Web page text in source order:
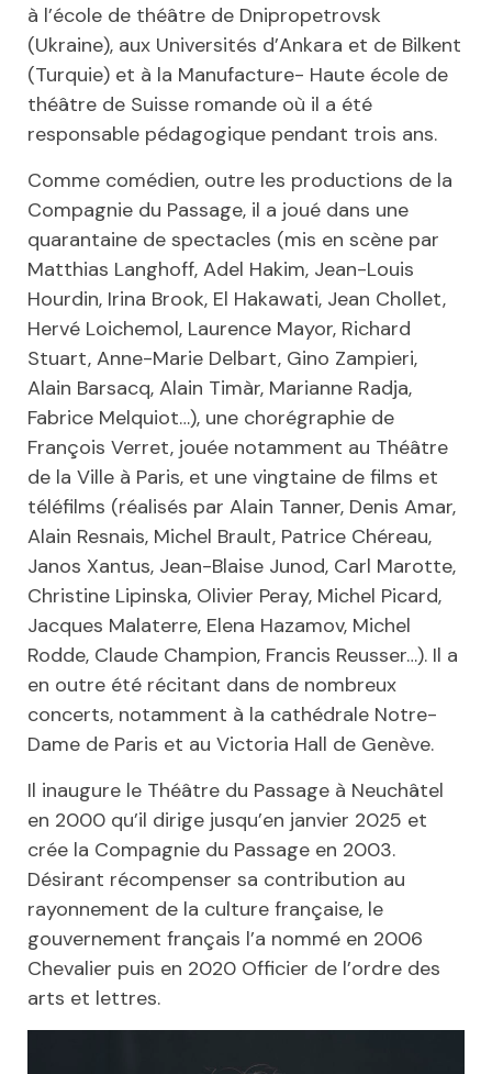
à l’école de théâtre de Dnipropetrovsk
(Ukraine), aux Universités d’Ankara et de Bilkent
(Turquie) et à la Manufacture- Haute école de
théâtre de Suisse romande où il a été
responsable pédagogique pendant trois ans.
Comme comédien, outre les productions de la
Compagnie du Passage, il a joué dans une
quarantaine de spectacles (mis en scène par
Matthias Langhoff, Adel Hakim, Jean-Louis
Hourdin, Irina Brook, El Hakawati, Jean Chollet,
Hervé Loichemol, Laurence Mayor, Richard
Stuart, Anne-Marie Delbart, Gino Zampieri,
Alain Barsacq, Alain Timàr, Marianne Radja,
Fabrice Melquiot…), une chorégraphie de
François Verret, jouée notamment au Théâtre
de la Ville à Paris, et une vingtaine de films et
téléfilms (réalisés par Alain Tanner, Denis Amar,
Alain Resnais, Michel Brault, Patrice Chéreau,
Janos Xantus, Jean-Blaise Junod, Carl Marotte,
Christine Lipinska, Olivier Peray, Michel Picard,
Jacques Malaterre, Elena Hazamov, Michel
Rodde, Claude Champion, Francis Reusser…). Il a
en outre été récitant dans de nombreux
concerts, notamment à la cathédrale Notre-
Dame de Paris et au Victoria Hall de Genève.
Il inaugure le Théâtre du Passage à Neuchâtel
en 2000 qu’il dirige jusqu’en janvier 2025 et
crée la Compagnie du Passage en 2003.
Désirant récompenser sa contribution au
rayonnement de la culture française, le
gouvernement français l’a nommé en 2006
Chevalier puis en 2020 Officier de l’ordre des
arts et lettres.